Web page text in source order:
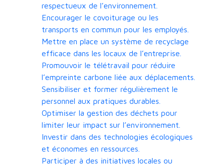
respectueux de l’environnement.
Encourager le covoiturage ou les
transports en commun pour les employés.
Mettre en place un système de recyclage
efficace dans les locaux de l’entreprise.
Promouvoir le télétravail pour réduire
l’empreinte carbone liée aux déplacements.
Sensibiliser et former régulièrement le
personnel aux pratiques durables.
Optimiser la gestion des déchets pour
limiter leur impact sur l’environnement.
Investir dans des technologies écologiques
et économes en ressources.
Participer à des initiatives locales ou